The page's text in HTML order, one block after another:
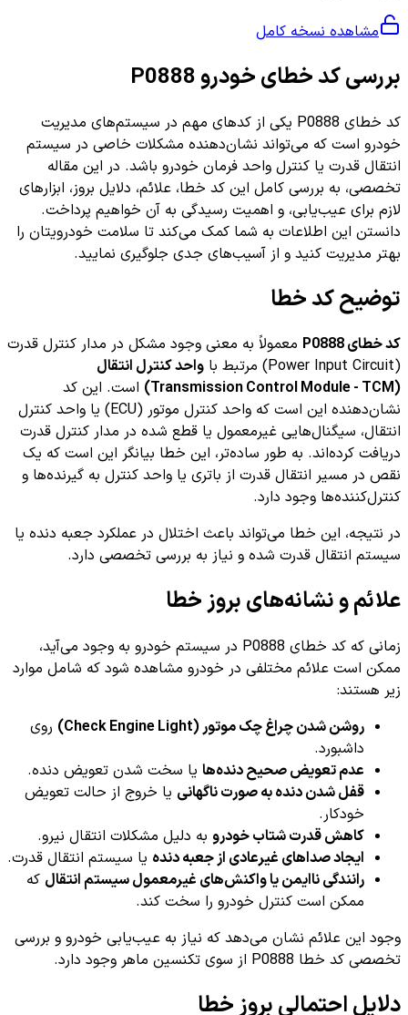
مشاهده نسخه کامل
بررسی کد خطای خودرو P0888
کد خطای P0888 یکی از کدهای مهم در سیستم‌های مدیریت
خودرو است که می‌تواند نشان‌دهنده مشکلات خاصی در سیستم
انتقال قدرت یا کنترل واحد فرمان خودرو باشد. در این مقاله
تخصصی، به بررسی کامل این کد خطا، علائم، دلایل بروز، ابزارهای
لازم برای عیب‌یابی، و اهمیت رسیدگی به آن خواهیم پرداخت.
دانستن این اطلاعات به شما کمک می‌کند تا سلامت خودرویتان را
بهتر مدیریت کنید و از آسیب‌های جدی جلوگیری نمایید.
توضیح کد خطا
کد خطای P0888
معمولاً به معنی وجود مشکل در مدار کنترل قدرت
(Power Input Circuit) مرتبط با
واحد کنترل انتقال
(Transmission Control Module - TCM)
است. این کد
نشان‌دهنده این است که واحد کنترل موتور (ECU) یا واحد کنترل
انتقال، سیگنال‌هایی غیرمعمول یا قطع شده در مدار کنترل قدرت
دریافت کرده‌اند. به طور ساده‌تر، این خطا بیانگر این است که یک
نقص در مسیر انتقال قدرت از باتری یا واحد کنترل به گیرنده‌ها و
کنترل‌کننده‌ها وجود دارد.
در نتیجه، این خطا می‌تواند باعث اختلال در عملکرد جعبه دنده یا
سیستم انتقال قدرت شده و نیاز به بررسی تخصصی دارد.
علائم و نشانه‌های بروز خطا
زمانی که کد خطای P0888 در سیستم خودرو به وجود می‌آید،
ممکن است علائم مختلفی در خودرو مشاهده شود که شامل موارد
زیر هستند:
روشن شدن چراغ چک موتور (Check Engine Light)
روی
داشبورد.
عدم تعویض صحیح دنده‌ها یا سخت شدن تعویض دنده.
قفل شدن دنده به صورت ناگهانی یا خروج از حالت تعویض
خودکار.
کاهش قدرت شتاب خودرو به دلیل مشکلات انتقال نیرو.
ایجاد صداهای غیرعادی از جعبه دنده یا سیستم انتقال قدرت.
رانندگی ناایمن یا واکنش‌های غیرمعمول سیستم انتقال که
ممکن است کنترل خودرو را سخت کند.
وجود این علائم نشان می‌دهد که نیاز به عیب‌یابی خودرو و بررسی
تخصصی کد خطا P0888 از سوی تکنسین ماهر وجود دارد.
دلایل احتمالی بروز خطا